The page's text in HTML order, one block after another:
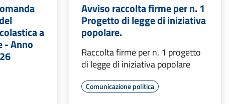
a
- Anno
Avviso raccolta firme per n. 1
Progetto di legge di iniziativa
popolare.
Raccolta firme per n. 1 progetto
di legge di iniziativa popolare
Comunicazione politica